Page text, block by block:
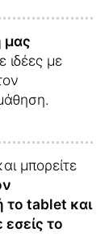
μας
ιδέες με
μπορείτε
το tablet και
το